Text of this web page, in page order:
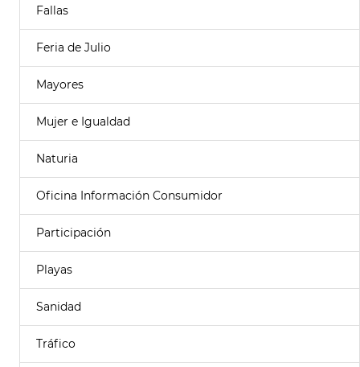
Fallas
Feria de Julio
Mayores
Mujer e Igualdad
Naturia
Oficina Información Consumidor
Participación
Playas
Sanidad
Tráfico